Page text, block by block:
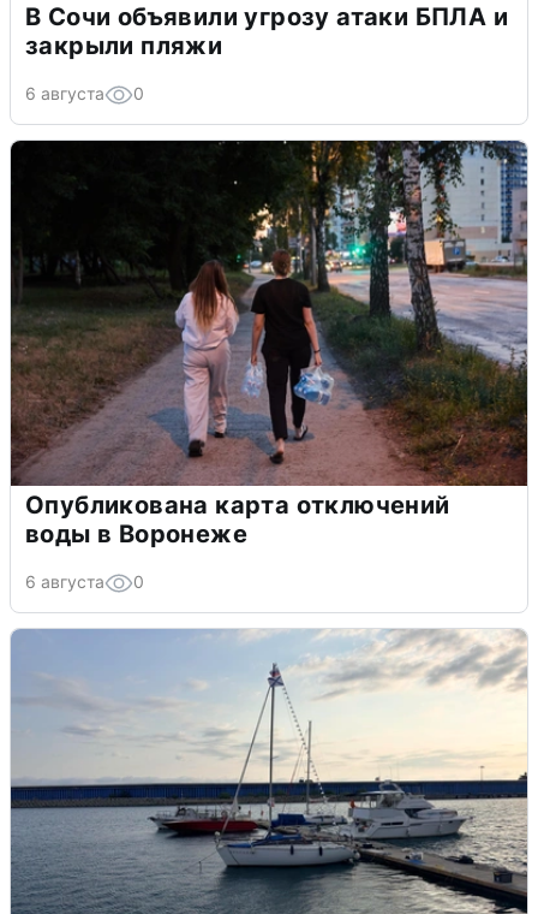
В Сочи объявили угрозу атаки БПЛА и
закрыли пляжи
6 августа 0
Опубликована карта отключений
воды в Воронеже
6 августа 0